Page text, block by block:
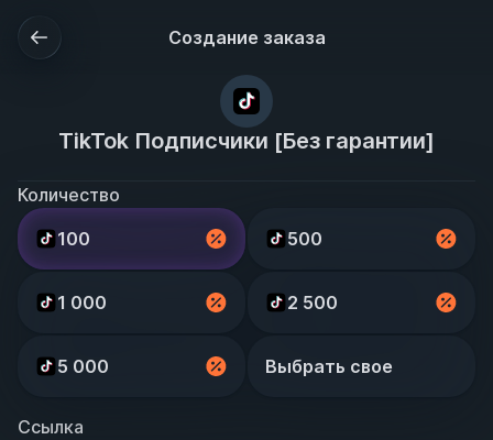
Создание заказа
TikTok Подписчики [Без гарантии]
Количество
100
500
1 000 2 500
5 000 Выбрать свое
Ссылка